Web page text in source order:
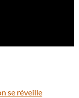
se réveille